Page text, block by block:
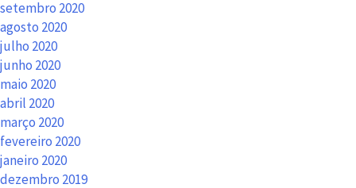
setembro 2020
agosto 2020
julho 2020
junho 2020
maio 2020
abril 2020
março 2020
fevereiro 2020
janeiro 2020
dezembro 2019